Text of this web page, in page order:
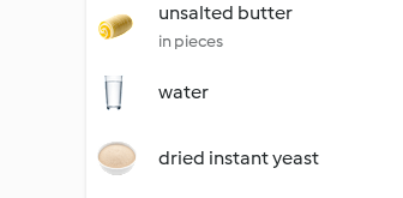
unsalted butter
in pieces
water
dried instant yeast